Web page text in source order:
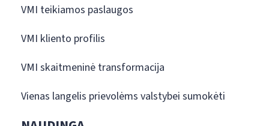
VMI teikiamos paslaugos
VMI kliento profilis
VMI skaitmeninė transformacija
Vienas langelis prievolėms valstybei sumokėti